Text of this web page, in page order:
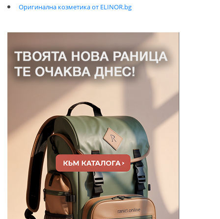
Оригинална козметика от ELINOR.bg